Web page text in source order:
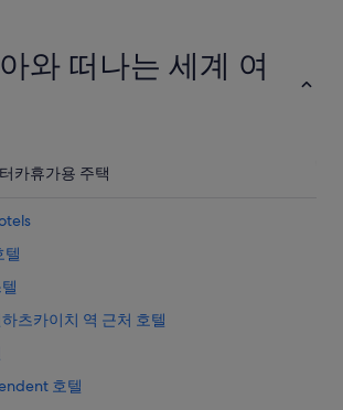
와 떠나는 세계 여
카휴가용 주택
텔
츠카이치 역 근처 호텔
호텔